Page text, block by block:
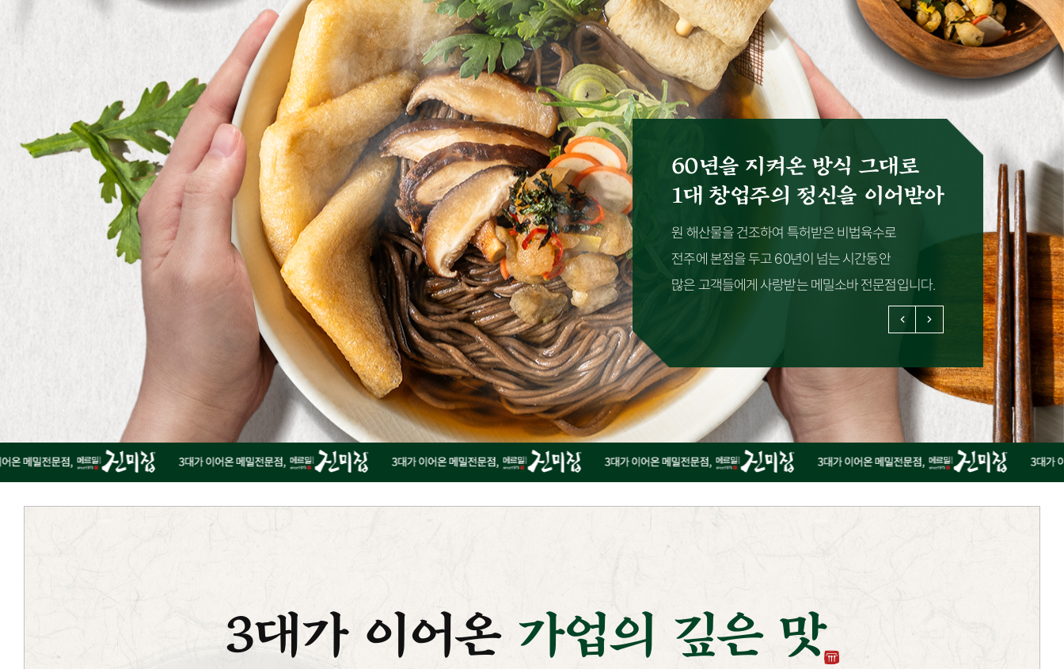
60년을 지켜온 방식 그대로
1대 창업주의 정신을 이어받아
원 해산물을 건조하여 특허받은 비법육수로
전주에 본점을 두고 60년이 넘는 시간동안
많은 고객들에게 사랑받는 메밀소바 전문점입니다.
3대가 이어온 가업의 깊은 맛